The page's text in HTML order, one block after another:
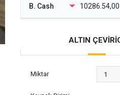
B. Cash 10286.54,00
ALTIN
Miktar